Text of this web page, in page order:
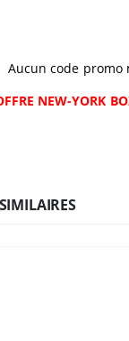
Aucun code promo
NEW-YORK